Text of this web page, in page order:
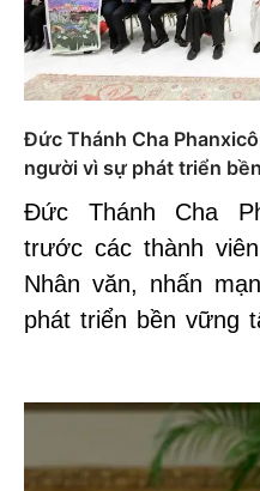
Đức Thánh Cha
người vì sự phát triển
Đức Thánh Cha
trước các thành
Nhân văn, nhấn
phát triển bền vững